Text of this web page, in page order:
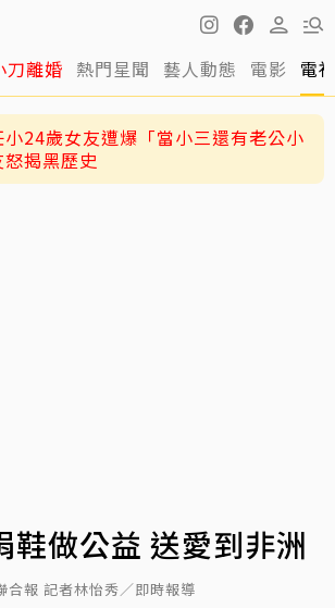
刀離婚 熱門星聞 藝人動態 電影 電
24歲女友遭爆「當小三還有老公小
揭黑歷史
鞋做公益 送愛到非洲
合報 記者林怡秀／即時報導